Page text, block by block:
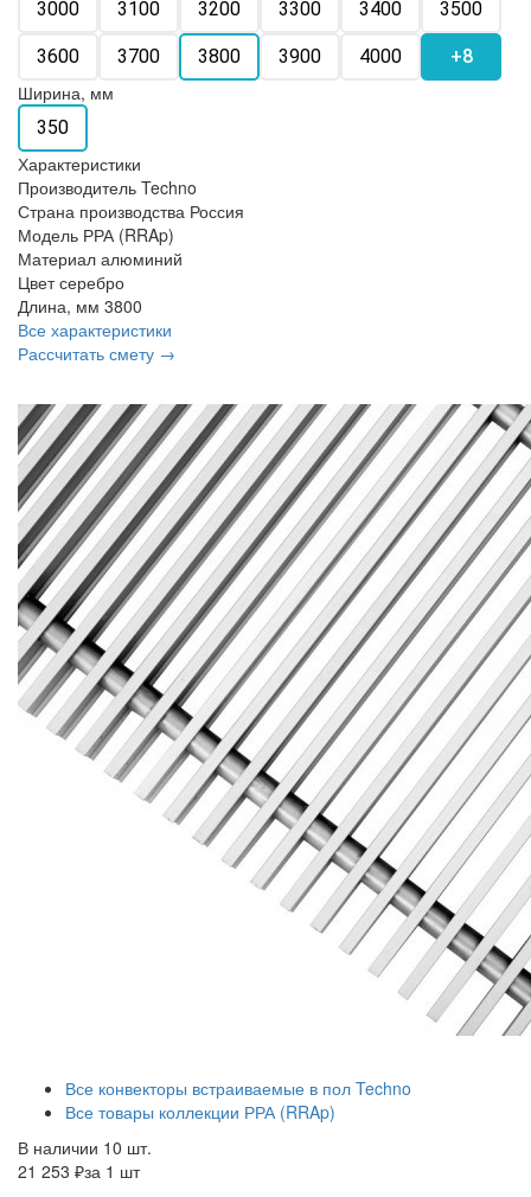
3000 3100 3200 3300 3400 3500
3600 3700 3800 3900 4000 +8
Ширина, мм
350
Характеристики
Производитель Techno
Страна производства Россия
Модель РРА (RRAp)
Материал алюминий
Цвет серебро
Длина, мм 3800
Все характеристики
Рассчитать смету →
Все конвекторы встраиваемые в пол Techno
Все товары коллекции РРА (RRAp)
В наличии 10 шт.
21 253 ₽за 1 шт